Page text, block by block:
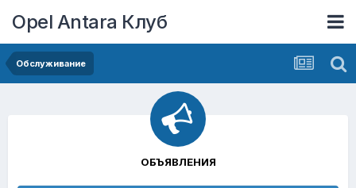
Opel Antara Клуб
Обслуживание
ОБЪЯВЛЕНИЯ